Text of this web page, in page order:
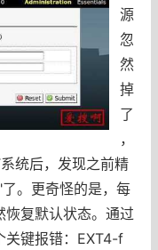
源
忽
然
掉
了
，
统后，发现之前精
。更奇怪的是，每
恢复默认状态。通过
关键报错：EXT4-f